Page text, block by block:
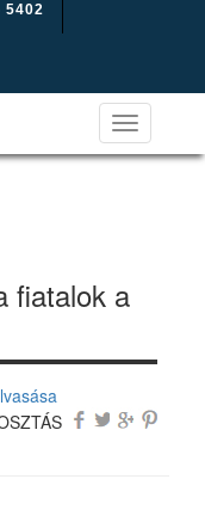
5402
Toggle
navigation
fiatalok a